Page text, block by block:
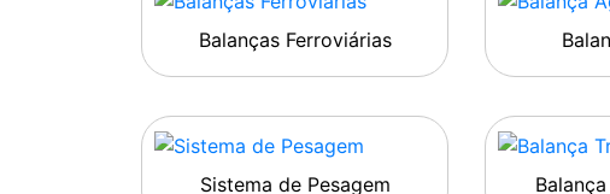
Balanças Ferroviárias
Sistema de Pesagem